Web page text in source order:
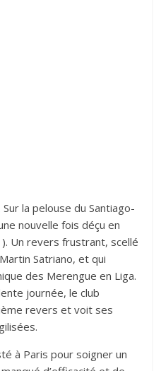
la pelouse du Santiago-
nouvelle fois déçu en
Un revers frustrant, scellé
Satriano, et qui
des Merengue en Liga.
journée, le club
revers et voit ses
à Paris pour soigner un